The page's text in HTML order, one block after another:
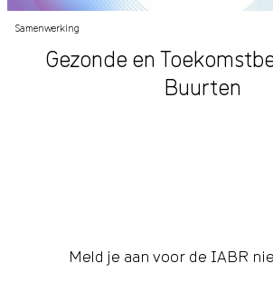
Samenwerking
Gezonde en
Buurten
Meld je aan voor de IABR